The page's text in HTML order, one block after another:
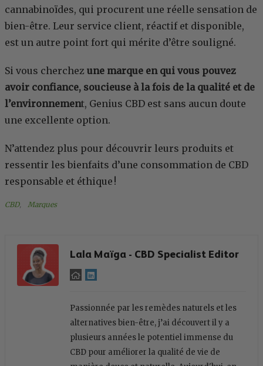
cannabinoïdes, qui procurent une réelle sensation de
bien-être. Leur service client, réactif et disponible,
est un autre point fort qui mérite d’être souligné.
Si vous cherchez une marque en qui vous pouvez
avoir confiance, soucieuse à la fois de la qualité et de
l’environnement, Genius CBD est sans aucun doute
une excellente option.
N’attendez plus pour découvrir leurs produits et
ressentir les bienfaits d’une consommation de CBD
responsable et éthique !
CBD, Marques
Lala Maïga - CBD Specialist Editor
Passionnée par les remèdes naturels et les
alternatives bien-être, j’ai découvert il y a
plusieurs années le potentiel immense du
CBD pour améliorer la qualité de vie de